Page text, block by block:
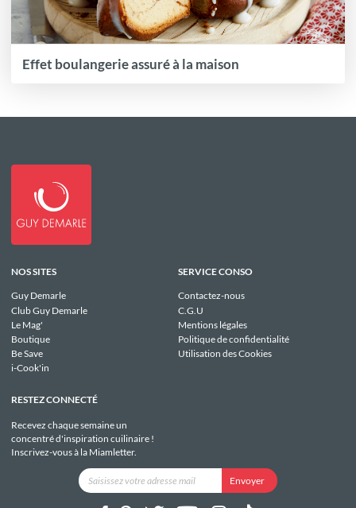
Effet boulangerie assuré à la maison
NOS SITES
Guy Demarle
Club Guy Demarle
Le Mag'
Boutique
Be Save
i-Cook'in
SERVICE CONSO
Contactez-nous
C.G.U
Mentions légales
Politique de confidentialité
Utilisation des Cookies
RESTEZ CONNECTÉ
Recevez chaque semaine un
concentré d'inspiration cuilinaire !
Inscrivez-vous à la Miamletter.